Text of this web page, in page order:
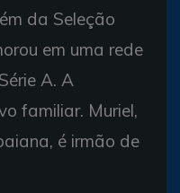
da Seleção
em uma rede
A. A
familiar. Muriel,
é irmão de